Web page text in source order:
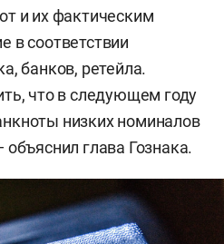
и их фактическим
в соответствии
банков, ретейла.
что в следующем году
низких номиналов
глава Гознака.